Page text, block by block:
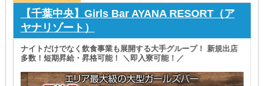
【千葉中央】Girls Bar AYANA RESORT（ア
ヤナリゾート）
ナイトだけでなく飲食事業も展開する大手グループ！ 新規出店
多数！短期昇給・昇格可能！ ＼即入寮可能！／